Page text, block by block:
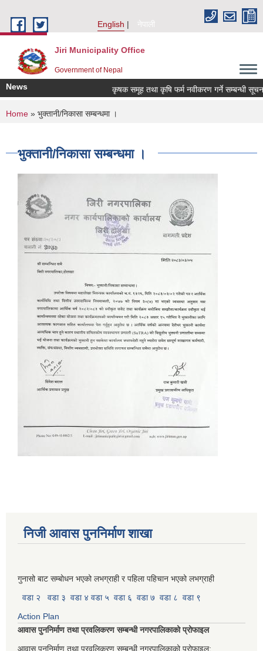
English
नेपाली
Jiri Municipality Office
Government of Nepal
News कृषक समूह तथा कृषि फर्म नवीकरण गर्ने सम्बन्धी सूचना
You are here
Home » भुक्तानी/निकासा सम्बन्धमा ।
भुक्तानी/निकासा सम्बन्धमा ।
निजी आवास पुननिर्माण शाखा
गुनासो बाट सम्बोधन भएको लभग्राही र पहिला पहिचान भएको लभग्राही
वडा २
वडा ३ वडा ४ वडा ५ वडा ६ वडा ७ वडा ८ वडा ९
Action Plan
आवास पुननिर्माण तथा प्रवलिकरण सम्बन्धी नगरपालिकाको प्रोफाइल
आवास पुननिर्माण तथा प्रवलिकरण सम्बन्धी नगरपालिकाको प्रोफाइल: